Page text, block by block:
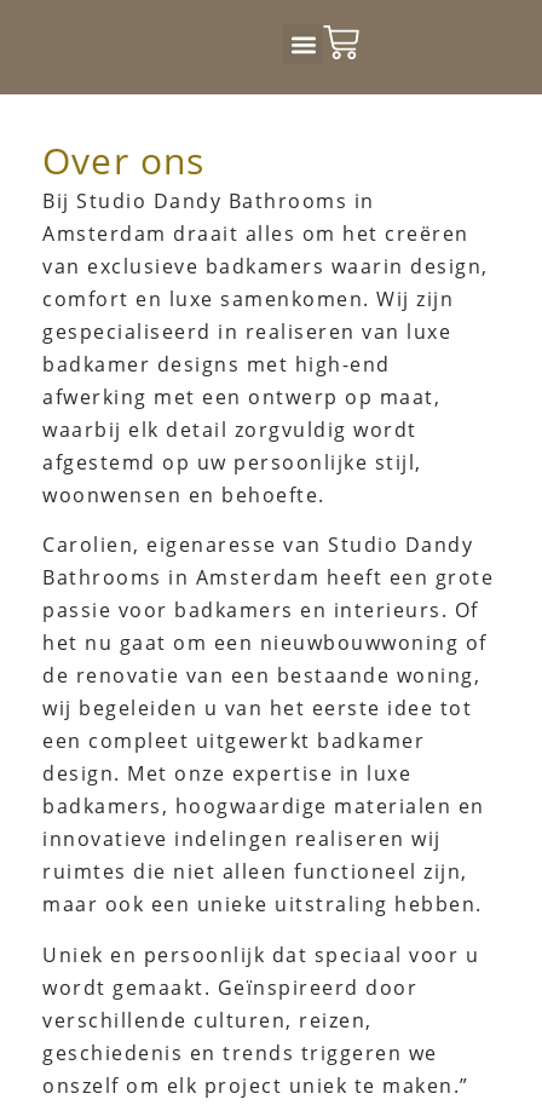
Over ons
Bij Studio Dandy Bathrooms in
Amsterdam draait alles om het creëren
van exclusieve badkamers waarin design,
comfort en luxe samenkomen. Wij zijn
gespecialiseerd in realiseren van luxe
badkamer designs met high-end
afwerking met een ontwerp op maat,
waarbij elk detail zorgvuldig wordt
afgestemd op uw persoonlijke stijl,
woonwensen en behoefte.
Carolien, eigenaresse van Studio Dandy
Bathrooms in Amsterdam heeft een grote
passie voor badkamers en interieurs. Of
het nu gaat om een nieuwbouwwoning of
de renovatie van een bestaande woning,
wij begeleiden u van het eerste idee tot
een compleet uitgewerkt badkamer
design. Met onze expertise in luxe
badkamers, hoogwaardige materialen en
innovatieve indelingen realiseren wij
ruimtes die niet alleen functioneel zijn,
maar ook een unieke uitstraling hebben.
Uniek en persoonlijk dat speciaal voor u
wordt gemaakt. Geïnspireerd door
verschillende culturen, reizen,
geschiedenis en trends triggeren we
onszelf om elk project uniek te maken.”